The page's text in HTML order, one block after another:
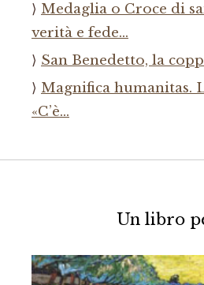
Medaglia o Croce di
verità e fede…
San Benedetto, la
Magnifica humanitas.
«C’è…
Un libro